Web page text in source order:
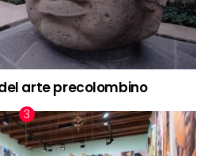
arte precolombino